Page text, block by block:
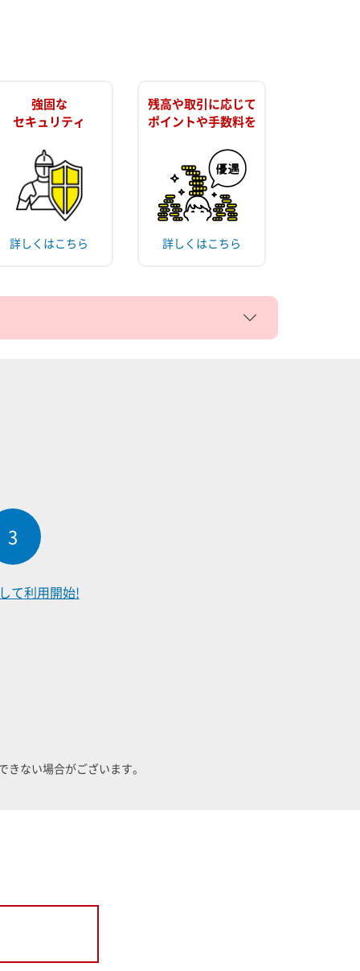
強固な
セキュリティ
詳しくはこちら
残高や取引に応じて
ポイントや手数料を
詳しくはこちら
3
て利用開始!
ない場合がございます。